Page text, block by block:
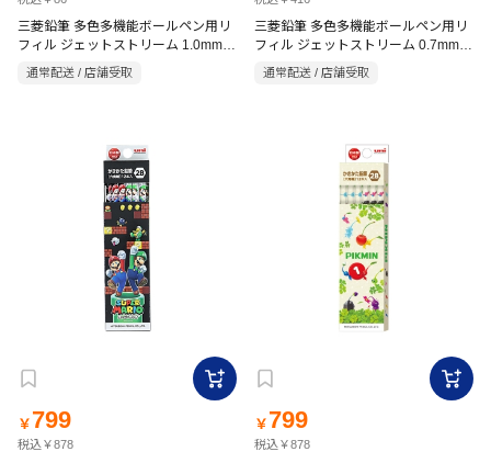
三菱鉛筆 多色多機能ボールペン用リ
フィル ジェットストリーム 1.0mm
黒 替芯
通常配送 / 店舗受取
三菱鉛筆 多色多機能ボールペン用リ
フィル ジェットストリーム 0.7mm
黒 5Pパック 替芯
通常配送 / 店舗受取
￥ 799
税込￥878
￥ 799
税込￥878